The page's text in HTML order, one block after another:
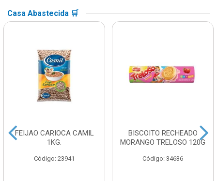
Casa Abastecida 🛒
FEIJAO CARIOCA CAMIL
1KG.
Código: 23941
BISCOITO RECHEADO
MORANGO TRELOSO 120G
Código: 34636